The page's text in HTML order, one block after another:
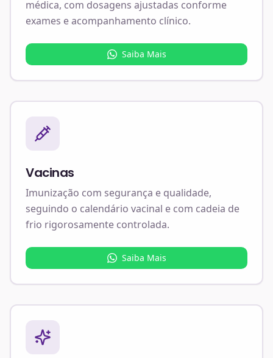
médica, com dosagens ajustadas conforme
exames e acompanhamento clínico.
Saiba Mais
Vacinas
Imunização com segurança e qualidade,
seguindo o calendário vacinal e com cadeia de
frio rigorosamente controlada.
Saiba Mais